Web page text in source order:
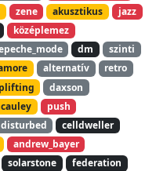
zene akusztikus
jazz
középlemez
dm
szinti
alternatív
retro
daxson
push
disturbed
celldweller
andrew_bayer
solarstone
federation